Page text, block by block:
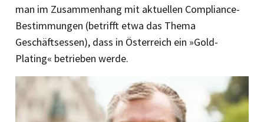
man im Zusammenhang mit aktuellen Compliance-
Bestimmungen (betrifft etwa das Thema
Geschäftsessen), dass in Österreich ein »Gold-
Plating« betrieben werde.